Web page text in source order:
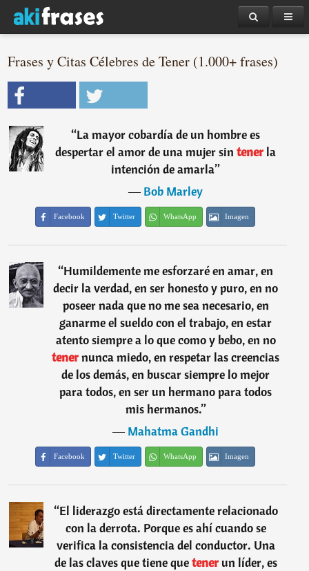
Frases y Citas Célebres de Tener (1.000+ frases)
“La mayor cobardía de un hombre es
despertar el amor de una mujer sin tener la
intención de amarla”
―Bob Marley
Facebook Twitter WhatsApp Imagen
“Humildemente me esforzaré en amar, en
decir la verdad, en ser honesto y puro, en no
poseer nada que no me sea necesario, en
ganarme el sueldo con el trabajo, en estar
atento siempre a lo que como y bebo, en no
tenernunca miedo, en respetar las creencias
de los demás, en buscar siempre lo mejor
para todos, en ser un hermano para todos
mis hermanos.”
―Mahatma Gandhi
Facebook Twitter WhatsApp Imagen
“El liderazgo está directamente relacionado
con la derrota. Porque es ahí cuando se
verifica la consistencia del conductor. Una
de las claves que tiene quetenerun líder, es